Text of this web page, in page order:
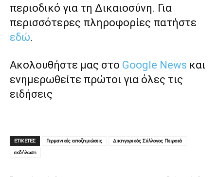
περιοδικό για τη Δικαιοσύνη. Για
περισσότερες πληροφορίες πατήστε
εδώ.
Ακολουθήστε μας στο Google News και
ενημερωθείτε πρώτοι για όλες τις
ειδήσεις
ΕΤΙΚΕΤΕΣ Γερμανικές αποζημιώσεις
Δικηγορικός Σύλλογος Πειραιά
εκδήλωση